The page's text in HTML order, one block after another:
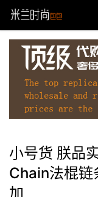
小号货 朕品
Chain法棍链
加